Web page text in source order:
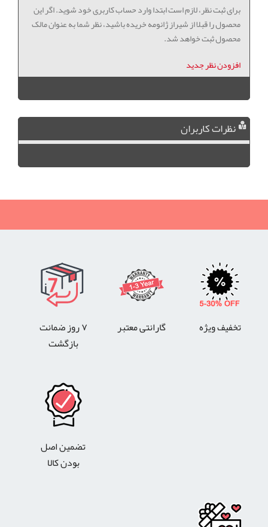
برای ثبت نظر، لازم است ابتدا وارد حساب کاربری خود شوید. اگر این
محصول را قبلا از شیراز ژانومه خریده باشید، نظر شما به عنوان مالک
محصول ثبت خواهد شد.
افزودن نظر جدید
نظرات کاربران
تخفیف ویژه گارانتی معتبر
۷ روز ضمانت
بازگشت
تضمین اصل
بودن کالا